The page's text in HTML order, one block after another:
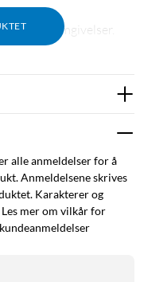
i tøffe omgivelser.
begrensninger fra
som gårdsbruk,
kabel for å få
alle anmeldelser for å
Anmeldelsene skrives
Karakterer og
mer om vilkår for